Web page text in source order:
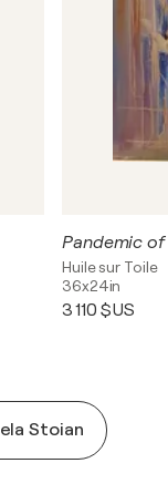
Pandemic of
Huile sur Toile
36x24in
3 110 $US
Stoian